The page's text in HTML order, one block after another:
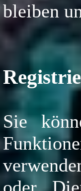
bleiben
Sie